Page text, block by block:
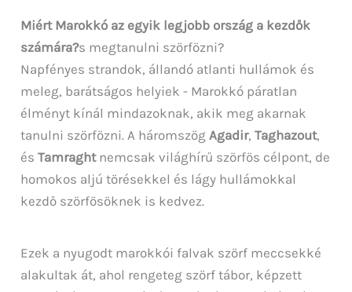
Miért Marokkó az egyik legjobb ország a kezdők
számára?s megtanulni szörfözni?
Napfényes strandok, állandó atlanti hullámok és
meleg, barátságos helyiek - Marokkó páratlan
élményt kínál mindazoknak, akik meg akarnak
tanulni szörfözni. A háromszögAgadir,Taghazout,
ésTamraghtnemcsak világhírű szörfös célpont, de
homokos aljú törésekkel és lágy hullámokkal
kezdő szörfösöknek is kedvez.
Ezek a nyugodt marokkói falvak szörf meccsekké
alakultak át, ahol rengeteg szörf tábor, képzett